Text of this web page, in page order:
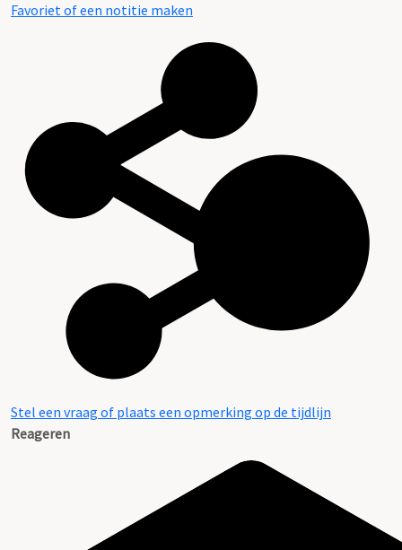
Favoriet of een notitie maken
Stel een vraag of plaats een opmerking op de tijdlijn
Reageren